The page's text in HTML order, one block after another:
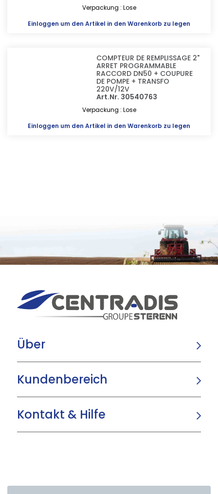
Verpackung : Lose
Einloggen um den Artikel in den Warenkorb zu legen
COMPTEUR DE REMPLISSAGE 2"
ARRET PROGRAMMABLE
RACCORD DN50 + COUPURE
DE POMPE + TRANSFO
220V/12V
Art.Nr. 30540763
Verpackung : Lose
Einloggen um den Artikel in den Warenkorb zu legen
Über
Kundenbereich
Kontakt & Hilfe